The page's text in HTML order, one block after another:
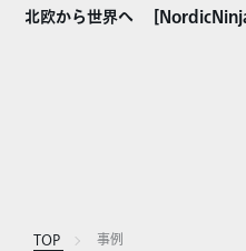
北欧から世界へ
TOP 事例